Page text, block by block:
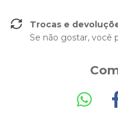
Trocas e
Se não gostar, você